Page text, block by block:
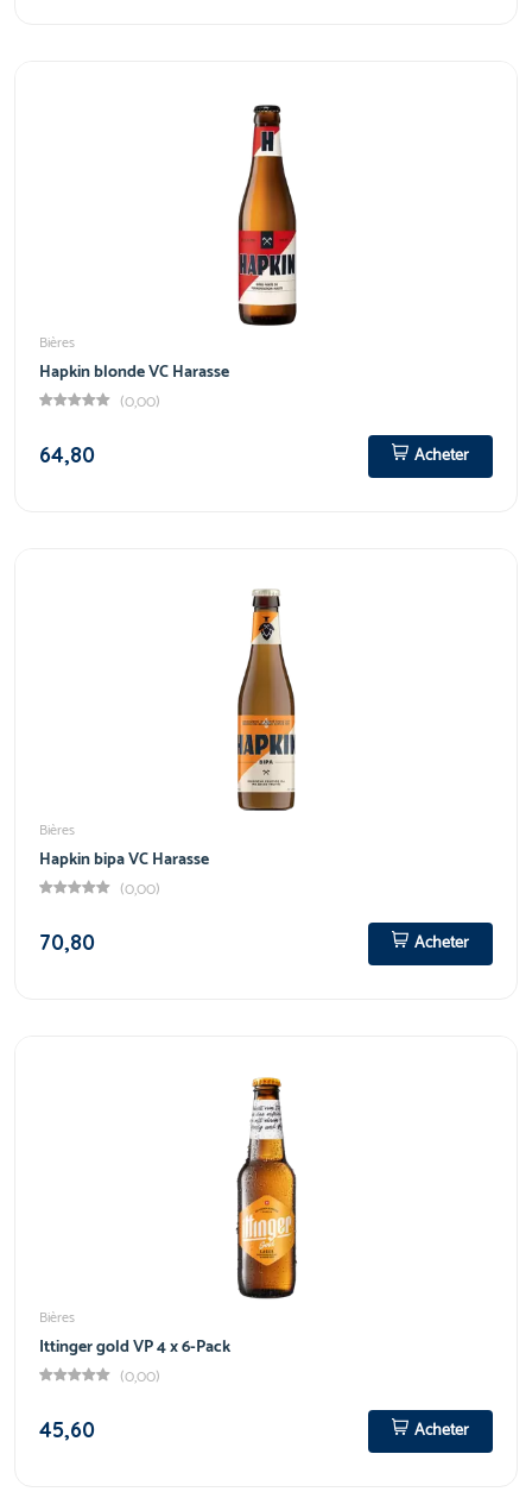
Bières
Hapkin blonde VC Harasse
(0,00)
64,80
Acheter
Bières
Hapkin bipa VC Harasse
(0,00)
70,80
Acheter
Bières
Ittinger gold VP 4 x 6-Pack
(0,00)
45,60
Acheter